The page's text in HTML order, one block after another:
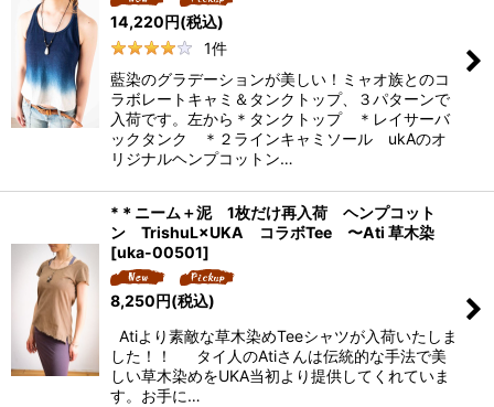
14,220円(税込)
1件
藍染のグラデーションが美しい！ミャオ族とのコ
ラボレートキャミ＆タンクトップ、３パターンで
入荷です。左から＊タンクトップ ＊レイサーバ
ックタンク ＊２ラインキャミソール ukAのオ
リジナルヘンプコットン…
*＊ニーム＋泥 1枚だけ再入荷 ヘンプコット
ン TrishuL×UKA コラボTee 〜Ati 草木染
[uka-00501]
8,250円(税込)
Atiより素敵な草木染めTeeシャツが入荷いたしま
した！！ タイ人のAtiさんは伝統的な手法で美
しい草木染めをUKA当初より提供してくれていま
す。お手に…